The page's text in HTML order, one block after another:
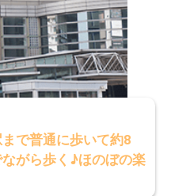
で普通に歩いて約8
がら歩く♪ほのぼの楽